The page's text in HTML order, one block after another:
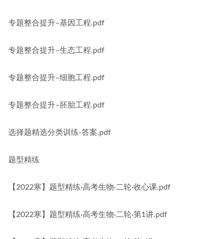
专题整合提升–基因工程.pdf
专题整合提升–生态工程.pdf
专题整合提升–细胞工程.pdf
专题整合提升–胚胎工程.pdf
选择题精选分类训练-答案.pdf
题型精练
【2022寒】题型精练·高考生物·二轮·收心课.pdf
【2022寒】题型精练·高考生物·二轮·第1讲.pdf